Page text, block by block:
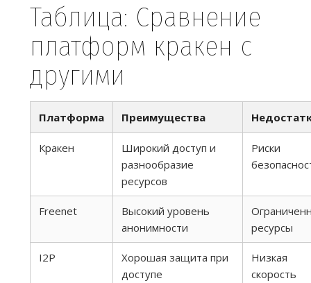
Таблица: Сравнение
платформ кракен с
другими
Платформа Преимущества
Кракен
Широкий доступ и
разнообразие
ресурсов
Риски
Freenet
Высокий уровень
анонимности
ресурсы
I2P
Хорошая защита при
доступе
Низкая
скорость